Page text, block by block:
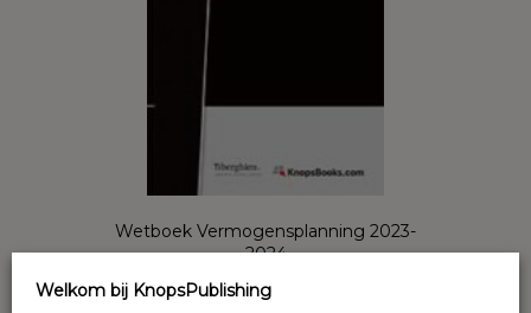
Wetboek Vermogensplanning 2023-
2024
€618,47
Welkom bij KnopsPublishing